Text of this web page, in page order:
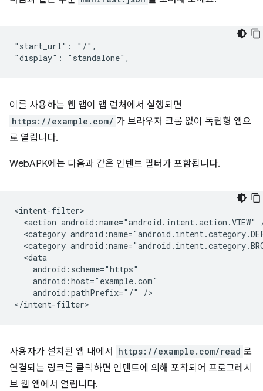
"start_url": "/",
이를 사용하는 웹 앱이 앱 런처에서 실행되면
https://example.com/ 가 브라우저 크롬 없이 독립형 앱으
로 열립니다.
WebAPK에는 다음과 같은 인텐트 필터가 포함됩니다.
<action android:name="android.intent.action.VIEW"
<category
<category
android:pathPrefix="/"
/>
사용자가 설치된 앱 내에서 https://example.com/read 로
연결되는 링크를 클릭하면 인텐트에 의해 포착되어 프로그레시
브 웹 앱에서 열립니다.